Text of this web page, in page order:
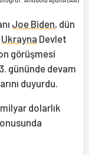
Joe Biden, dün
Ukrayna Devlet
görüşmesi
gününde devam
duyurdu.
dolarlık